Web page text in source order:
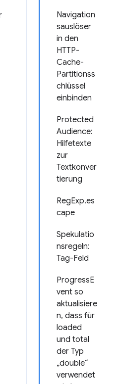
Navigation
sauslöser
in den
HTTP-
Cache-
Partitionss
chlüssel
einbinden
Protected
Audience:
Hilfetexte
zur
Textkonver
tierung
RegExp.es
cape
Spekulatio
nsregeln:
Tag-Feld
ProgressE
vent so
aktualisiere
n, dass für
loaded
und total
der Typ
„double“
verwendet